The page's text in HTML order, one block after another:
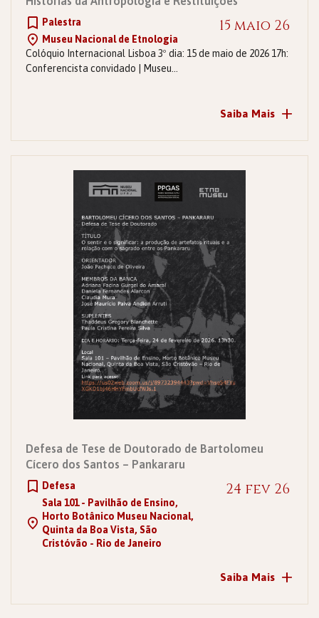
Palestra
Museu Nacional de Etnologia
15 maio 26
Colóquio Internacional Lisboa 3º dia: 15 de maio de 2026 17h:
Conferencista convidado | Museu…
Saiba Mais +
Defesa de Tese de Doutorado de Bartolomeu
Cícero dos Santos – Pankararu
Defesa
Sala 101 - Pavilhão de Ensino,
Horto Botânico Museu Nacional,
Quinta da Boa Vista, São
Cristóvão - Rio de Janeiro
24 fev 26
Saiba Mais +